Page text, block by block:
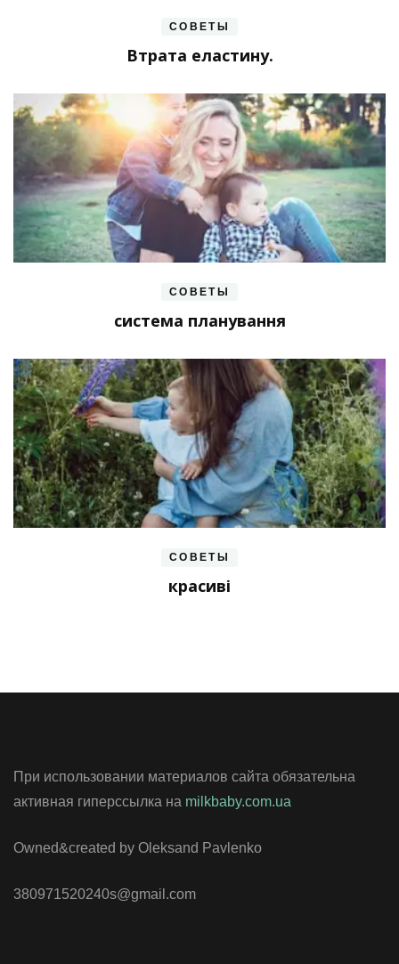
СОВЕТЫ
Втрата еластину.
СОВЕТЫ
система планування
СОВЕТЫ
красиві
При использовании материалов сайта обязательна
активная гиперссылка на milkbaby.com.ua
Owned&created by Oleksand Pavlenko
380971520240s@gmail.com